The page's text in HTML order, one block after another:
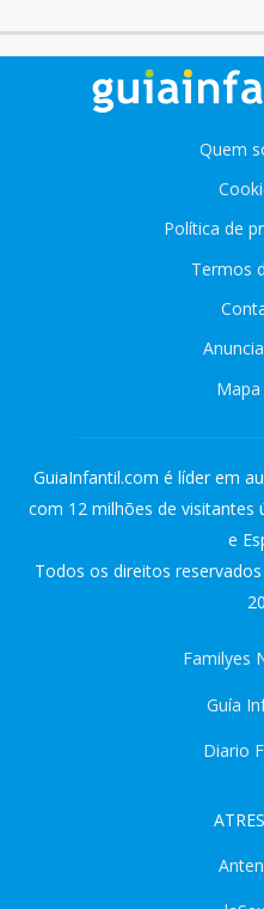
Quem
Política de
Termos
GuiaInfantil.com é líder em
com 12 milhões de visitantes
e
Todos os direitos
Familyes
Guía
Diario